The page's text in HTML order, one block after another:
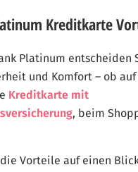
Kreditkarte
Platinum entscheiden
und Komfort – ob auf
Kreditkarte mit
, beim
Vorteile auf einen